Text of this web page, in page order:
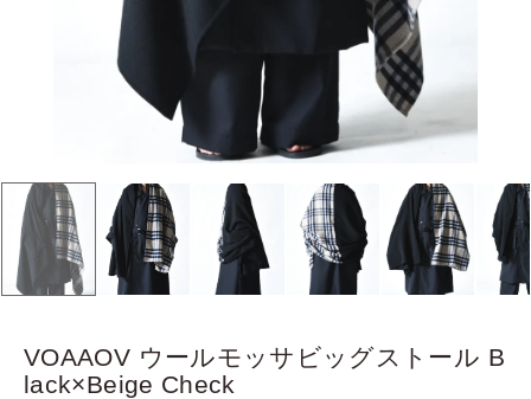
VOAAOV ウールモッサビッグストール B
lack×Beige Check